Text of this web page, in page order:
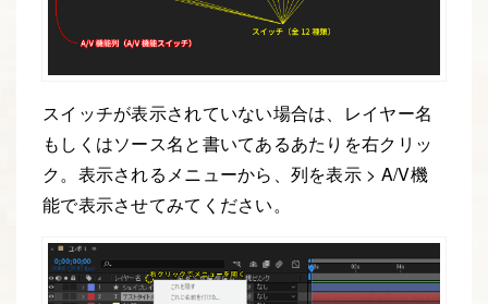
スイッチが表示されていない場合は、レイヤー名
もしくはソース名と書いてあるあたりを右クリッ
ク。表示されるメニューから、列を表示 > A/V機
能で表示させてみてください。